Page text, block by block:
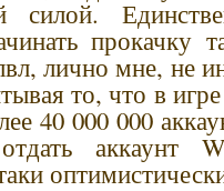
силой.
прокачку
лично мне, не
то, что в
40 000 000
аккаунт